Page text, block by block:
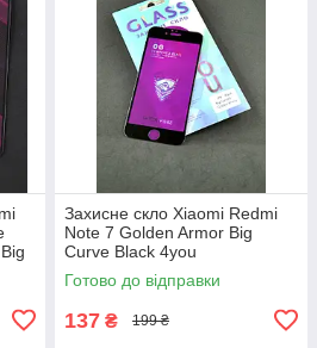
Захисне скло Xiaomi Redmi
Note 7 Golden Armor Big
Curve Black 4you
Готово до відправки
137 ₴ 199 ₴